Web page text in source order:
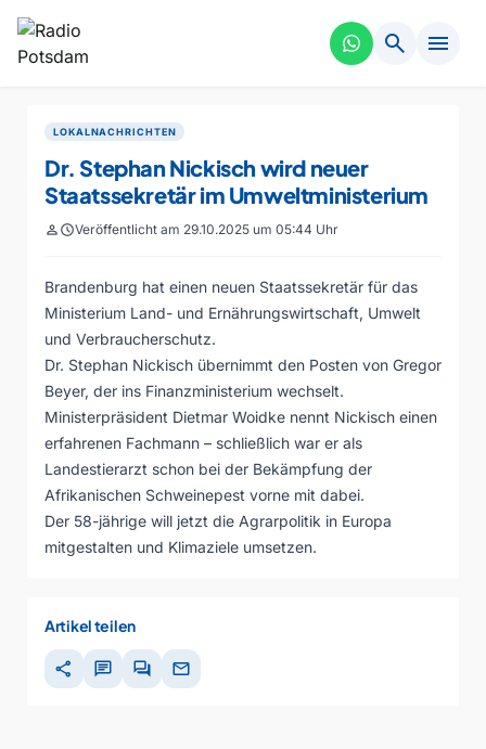
search menu
LOKALNACHRICHTEN
Dr. Stephan Nickisch wird neuer
Staatssekretär im Umweltministerium
personscheduleVeröffentlicht am 29.10.2025 um 05:44 Uhr
Brandenburg hat einen neuen Staatssekretär für das
Ministerium Land- und Ernährungswirtschaft, Umwelt
und Verbraucherschutz.
Dr. Stephan Nickisch übernimmt den Posten von Gregor
Beyer, der ins Finanzministerium wechselt.
Ministerpräsident Dietmar Woidke nennt Nickisch einen
erfahrenen Fachmann – schließlich war er als
Landestierarzt schon bei der Bekämpfung der
Afrikanischen Schweinepest vorne mit dabei.
Der 58-jährige will jetzt die Agrarpolitik in Europa
mitgestalten und Klimaziele umsetzen.
Artikel teilen
share chat forum mail